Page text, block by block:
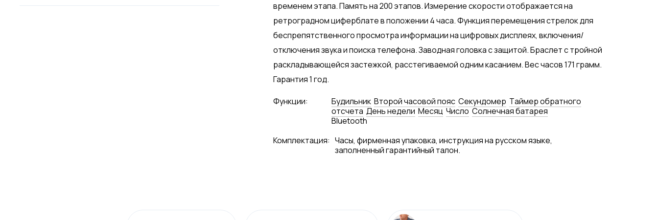
временем этапа. Память на 200 этапов. Измерение скорости отображается на
ретроградном циферблате в положении 4 часа. Функция перемещения стрелок для
беспрепятственного просмотра информации на цифровых дисплеях, включения/
отключения звука и поиска телефона. Заводная головка с защитой. Браслет с тройной
раскладывающейся застежкой, расстегиваемой одним касанием. Вес часов 171 грамм.
Гарантия 1 год.
Функции: Будильник Второй часовой пояс Секундомер Tаймер обратного
отсчета День недели Месяц Число Солнечная батарея
Bluetooth
Комплектация: Часы, фирменная упаковка, инструкция на русском языке,
заполненный гарантийный талон.